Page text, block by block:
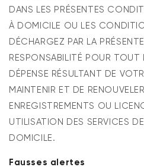
DANS LES PRÉSENTES
À DOMICILE OU LES
DÉCHARGEZ PAR LA
RESPONSABILITÉ POUR
DÉPENSE RÉSULTANT DE
MAINTENIR ET DE
ENREGISTREMENTS OU
UTILISATION DES SERVICES
DOMICILE.
Fausses alertes